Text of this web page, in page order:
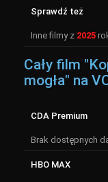
Sprawdź też
Inne filmy z 2025
Cały film
mogła" na
CDA Premium
Brak dostępnych
HBO MAX